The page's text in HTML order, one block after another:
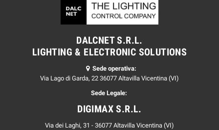
DALCNET S.R.L.
LIGHTING & ELECTRONIC SOLUTIONS
Sede operativa:
Via Lago di Garda, 22 36077 Altavilla Vicentina (VI)
Sede Legale:
DIGIMAX S.R.L.
Via dei Laghi, 31 - 36077 Altavilla Vicentina (VI)